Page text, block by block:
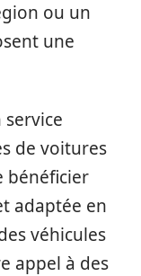
ou un
une
service
de voitures
bénéficier
adaptée en
véhicules
appel à des